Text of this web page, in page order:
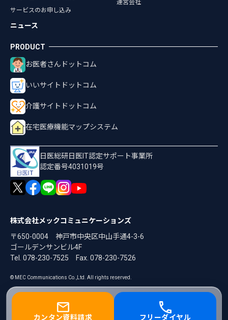
カンタン資料請求 フリーダイヤル
サービスのお申し込み
ニュース
運営会社
お医者さんドットコム
いいサイトドットコム
介護サイトドットコム
在宅医療機能マップシステム
日医総研日医IT認定サポート事業所
認定番号4031019号
株式会社メックコミュニケーションズ
〒650-0004 神戸市中央区中山手通4-3-6
ゴールデンサンビル4F
Tel. 078-230-7525
Fax. 078-230-7526
© MEC Communications Co.,Ltd. All rights reserved.